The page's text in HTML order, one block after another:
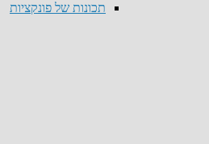
תכונות של פונקציות